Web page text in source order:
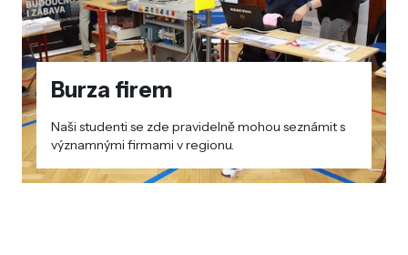
Burza firem
Naši studenti se zde pravidelně mohou seznámit s
významnými firmami v regionu.